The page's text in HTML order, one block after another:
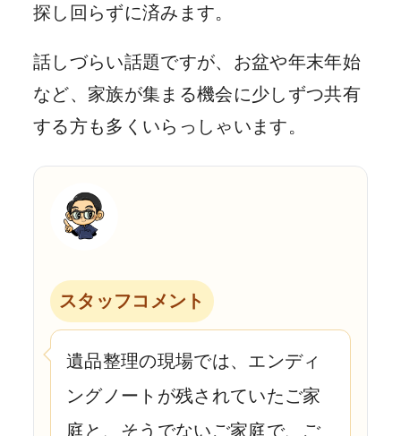
探し回らずに済みます。
話しづらい話題ですが、お盆や年末年始
など、家族が集まる機会に少しずつ共有
する方も多くいらっしゃいます。
スタッフコメント
遺品整理の現場では、エンディ
ングノートが残されていたご家
庭と、そうでないご家庭で、ご